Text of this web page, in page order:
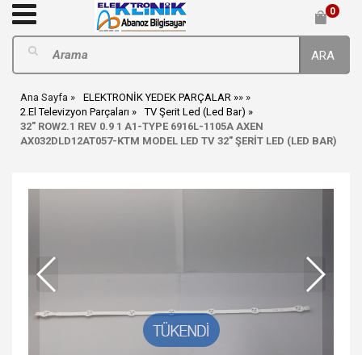
0
ARA
Ana Sayfa ELEKTRONİK YEDEK PARÇALAR
»
2.El Televizyon Parçaları
»
TV Şerit Led (Led Bar)
32" ROW2.1 REV 0.9 1 A1-TYPE 6916L-1105A AXEN
AX032DLD12AT057-KTM MODEL LED TV 32" ŞERİT LED (LED BAR)